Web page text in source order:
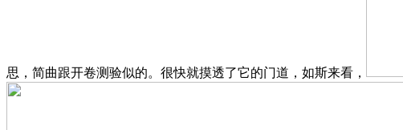
思，简曲跟开卷测验似的。很快就摸透了它的门道，如斯来看，